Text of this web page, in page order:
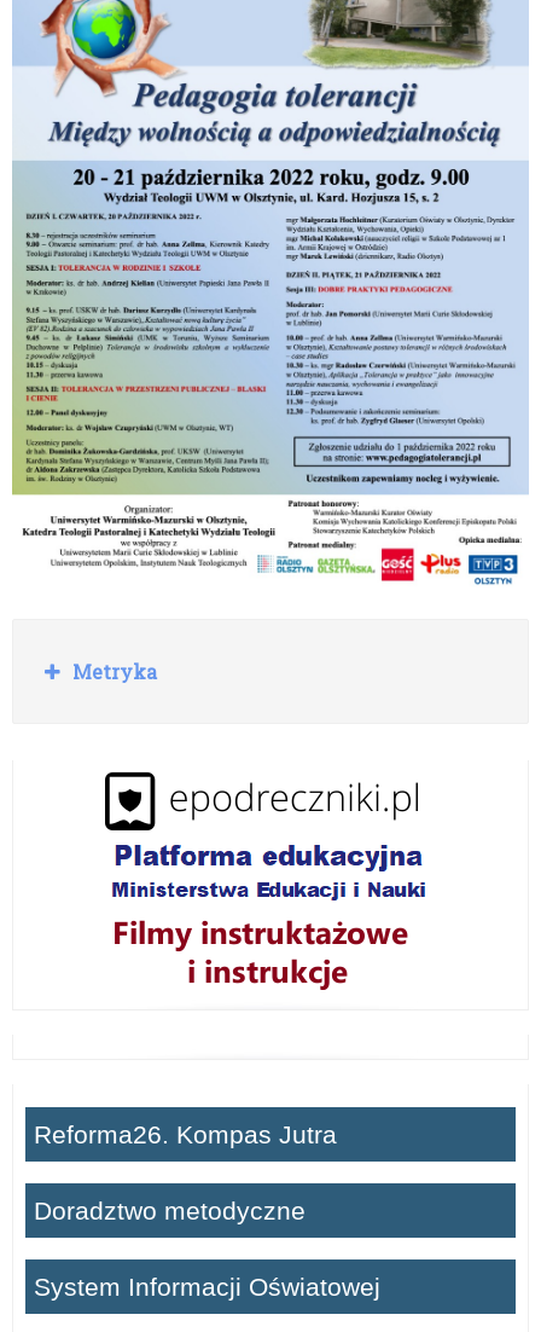
R
o
Metryka
Reforma26. Kompas Jutra
Doradztwo metodyczne
System Informacji Oświatowej